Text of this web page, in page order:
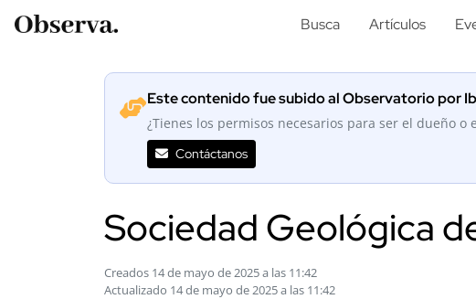
Busca Artículos
Este contenido fue subido al Observatorio por
¿Tienes los permisos necesarios para ser el dueño
Contáctanos
Sociedad Geológica
Creados 14 de mayo de 2025 a las 11:42
Actualizado 14 de mayo de 2025 a las 11:42